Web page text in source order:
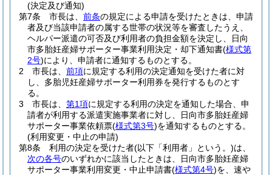
(決定及び通知)
第7条
市長は、 前条の規定による申請を受けたときは、申請
者及び当該申請者の属する世帯の状況等を審査したうえ、
ヘルパー派遣の可否及び利用者の負担金額を決定し、日向
市多胎妊産婦サポーター事業利用決定・却下通知書(様式第
2号)により、申請者に通知するものとする。
2
市長は、 前項に規定する利用の決定通知を受けた者に対
し、多胎児妊産婦サポーター利用券を発行するものとす
る。
3
市長は、 第1項に規定する利用の決定を通知した場合、申
請者が利用する派遣実施事業者に対し、日向市多胎妊産婦
サポーター事業依頼票(様式第3号)を通知するものとする。
(利用変更・中止の申請)
第8条
利用の決定を受けた者(以下「利用者」という。)は、
次の各号のいずれかに該当したときは、日向市多胎妊産婦
サポーター事業利用変更・中止申請書(様式第4号)を、速や